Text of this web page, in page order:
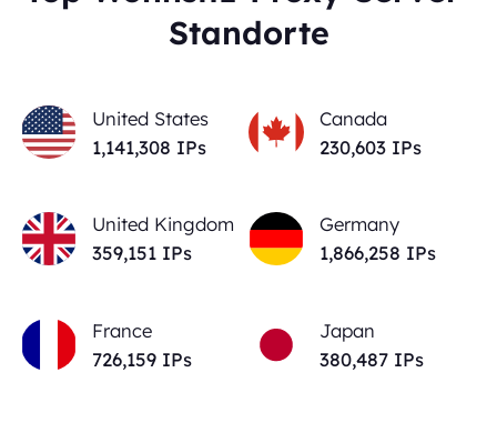
Standorte
United States
1,141,308 IPs
Canada
230,603 IPs
United Kingdom
359,151 IPs
Germany
1,866,258 IPs
France
726,159 IPs
Japan
380,487 IPs